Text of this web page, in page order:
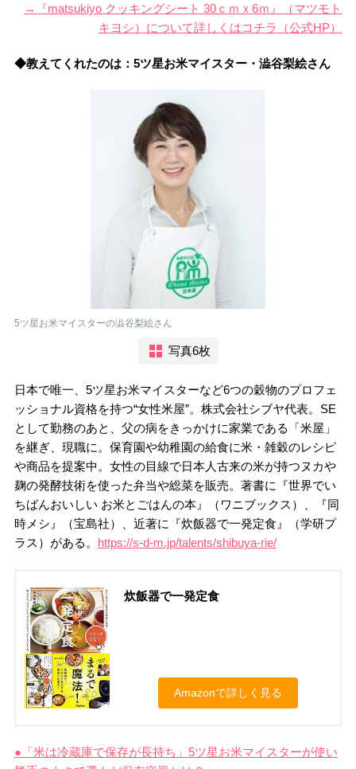
→『matsukiyo クッキングシート 30ｃｍｘ6ｍ』（マツモト
キヨシ）について詳しくはコチラ（公式HP）
◆教えてくれたのは：5ツ星お米マイスター・澁谷梨絵さん
5ツ星お米マイスターの澁谷梨絵さん
写真6枚
日本で唯一、5ツ星お米マイスターなど6つの穀物のプロフェ
ッショナル資格を持つ“女性米屋”。株式会社シブヤ代表。SE
として勤務のあと、父の病をきっかけに家業である「米屋」
を継ぎ、現職に。保育園や幼稚園の給食に米・雑穀のレシピ
や商品を提案中。女性の目線で日本人古来の米が持つヌカや
麹の発酵技術を使った弁当や総菜を販売。著書に『世界でい
ちばんおいしい お米とごはんの本』（ワニブックス）、『同
時メシ』（宝島社）、近著に『炊飯器で一発定食』（学研プ
ラス）がある。 https://s-d-m.jp/talents/shibuya-rie/
炊飯器で一発定食
Amazonで詳しく見る
●「米は冷蔵庫で保存が長持ち」5ツ星お米マイスターが使い